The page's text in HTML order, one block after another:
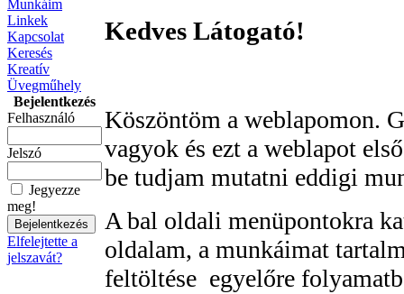
Munkáim
Linkek
Kapcsolat
Keresés
Kreatív
Üvegműhely
Bejelentkezés
Felhasználó
Jelszó
Jegyezze
meg!
Elfelejtette a
jelszavát?
Kedves Látogató!
Köszöntöm a weblapomon.
vagyok és ezt a weblapot
be tudjam mutatni eddigi
A bal oldali menüpontokra
oldalam, a munkáimat
feltöltése egyelőre